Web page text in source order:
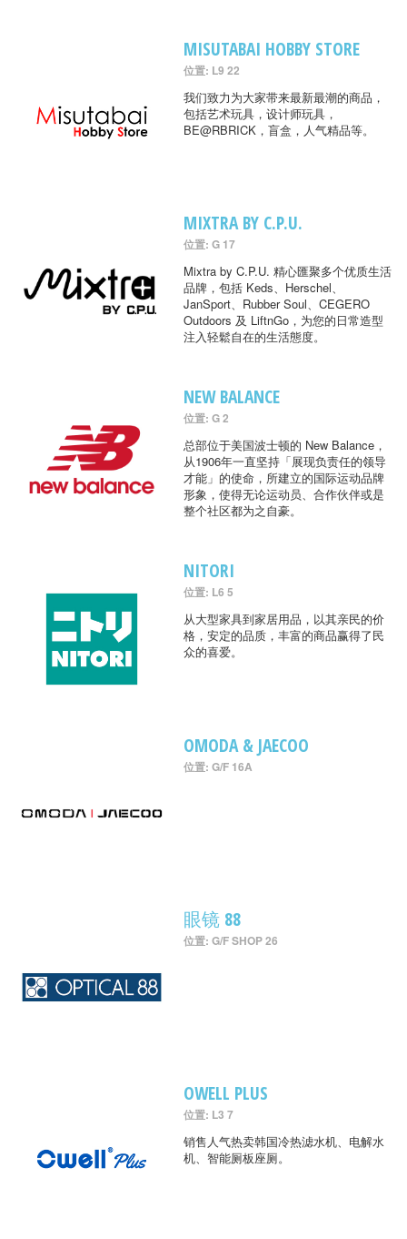
MISUTABAI HOBBY STORE
位置: L9 22
我们致力为大家带来最新最潮的商品，
包括艺术玩具，设计师玩具，
BE@RBRICK，盲盒，人气精品等。
MIXTRA BY C.P.U.
位置: G 17
Mixtra by C.P.U. 精心匯聚多个优质生活
品牌，包括 Keds、Herschel、
JanSport、Rubber Soul、CEGERO
Outdoors 及 LiftnGo，为您的日常造型
注入轻鬆自在的生活態度。
NEW BALANCE
位置: G 2
总部位于美国波士顿的 New Balance，
从1906年一直坚持「展现负责任的领导
才能」的使命，所建立的国际运动品牌
形象，使得无论运动员、合作伙伴或是
整个社区都为之自豪。
NITORI
位置: L6 5
从大型家具到家居用品，以其亲民的价
格，安定的品质，丰富的商品赢得了民
众的喜爱。
OMODA & JAECOO
位置: G/F 16A
眼镜 88
位置: G/F SHOP 26
OWELL PLUS
位置: L3 7
销售人气热卖韩国冷热滤水机、电解水
机、智能厕板座厕。